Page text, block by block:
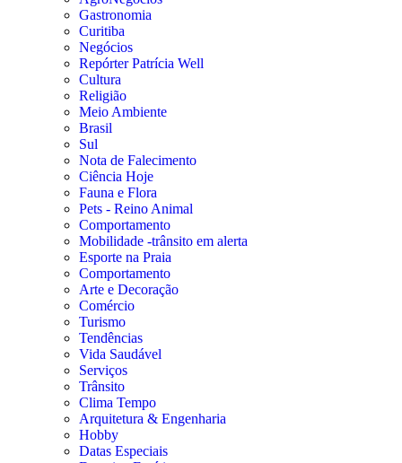
Gastronomia
Curitiba
Negócios
Repórter Patrícia Well
Cultura
Religião
Meio Ambiente
Brasil
Sul
Nota de Falecimento
Ciência Hoje
Fauna e Flora
Pets - Reino Animal
Comportamento
Mobilidade -trânsito em alerta
Esporte na Praia
Comportamento
Arte e Decoração
Comércio
Turismo
Tendências
Vida Saudável
Serviços
Trânsito
Clima Tempo
Arquitetura & Engenharia
Hobby
Datas Especiais